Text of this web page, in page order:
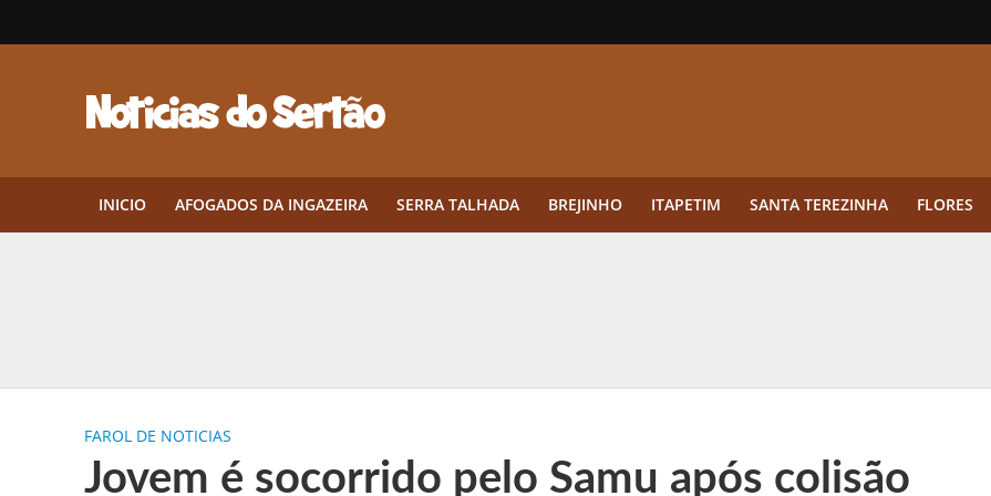
INICIO AFOGADOS DA INGAZEIRA SERRA TALHADA BREJINHO ITAPETIM SANTA TEREZINHA FLORES
Twin lança torneio semanal “Mestres das Rodadas” focado em multiplicadores
FAROL DE NOTICIAS
Jovem é socorrido pelo Samu após colisão